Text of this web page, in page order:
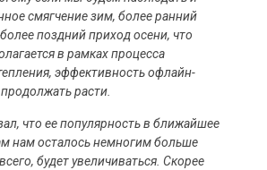
смягчение зим, более ранний
поздний приход осени, что
в рамках процесса
эффективность офлайн-
расти.
что ее популярность в ближайшее
нам осталось немногим больше
будет увеличиваться. Скорее